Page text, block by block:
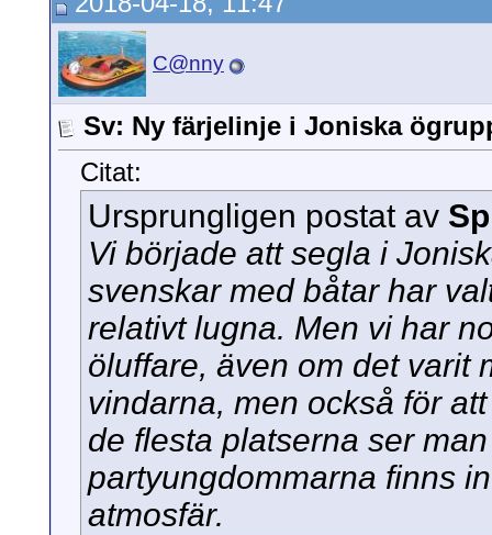
C@nny
Sv: Ny färjelinje i Joniska
Citat:
Ursprungligen postat av
Vi började att segla i
svenskar med båtar har
relativt lugna. Men vi har
öluffare, även om det varit
vindarna, men också för
de flesta platserna ser
partyungdommarna finns
atmosfär.